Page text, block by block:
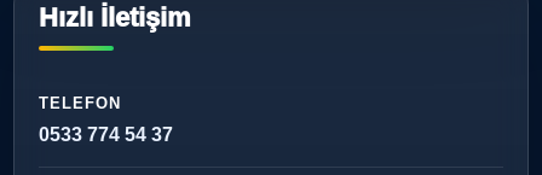
Hızlı İletişim
TELEFON
0533 774 54 37